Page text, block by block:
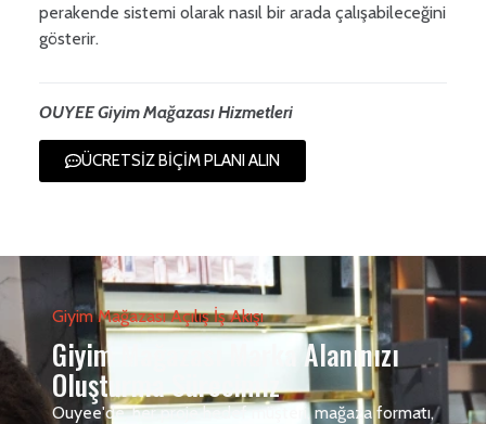
perakende sistemi olarak nasıl bir arada çalışabileceğini
gösterir.
OUYEE Giyim Mağazası Hizmetleri
ÜCRETSİZ BİÇİM PLANI ALIN
Giyim Mağazası Açılış İş Akışı
Giyim Mağazası Marka Alanınızı
Oluşturma Sürecimiz
Ouyee'de, her proje hedef müşteri, mağaza formatı,